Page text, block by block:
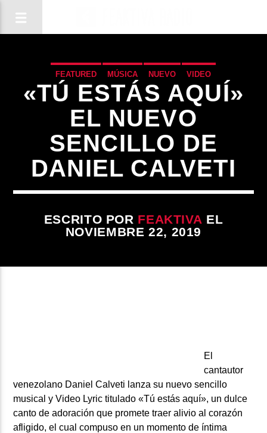
FEATURED MÚSICA NUEVO VIDEO
«TÚ ESTÁS AQUÍ»
EL NUEVO
SENCILLO DE
DANIEL CALVETI
ESCRITO POR FEAKTIVA EL
NOVIEMBRE 22, 2019
El
cantautor
venezolano Daniel Calveti lanza su nuevo sencillo
musical y Video Lyric titulado «Tú estás aquí», un dulce
canto de adoración que promete traer alivio al corazón
afligido, el cual compuso en un momento de íntima